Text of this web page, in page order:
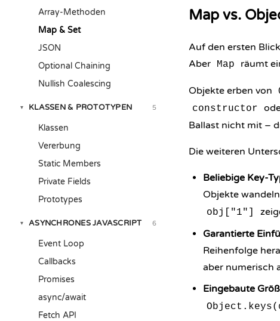
Array-Methoden
Map & Set
JSON
Optional Chaining
Nullish Coalescing
▾ KLASSEN & PROTOTYPEN 5
Klassen
Vererbung
Static Members
Private Fields
Prototypes
▾ ASYNCHRONES JAVASCRIPT 6
Event Loop
Callbacks
Promises
async/await
Fetch API
Map vs.
Auf den ersten
Aber
Map räumt
Objekte erben von
constructor
Ballast nicht mit –
Die weiteren
Beliebige Key-
Objekte
obj["1"]
Garantierte
Reihenfolge
aber numerisch
Eingebaute